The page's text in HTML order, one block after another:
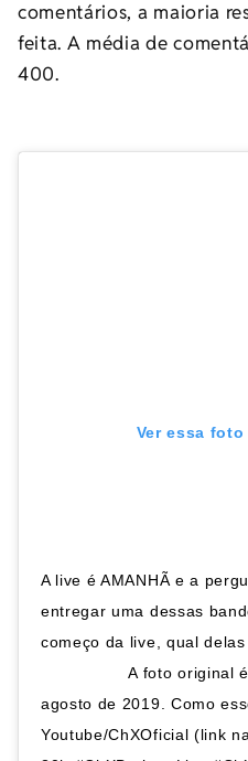
comentários, a maioria
feita. A média de
400.
Ver essa
A live é AMANHÃ e a
entregar uma dessas
começo da live, qual
⠀⠀⠀⠀⠀⠀⠀ A foto original
agosto de 2019. Como
Youtube/ChXOficial (link